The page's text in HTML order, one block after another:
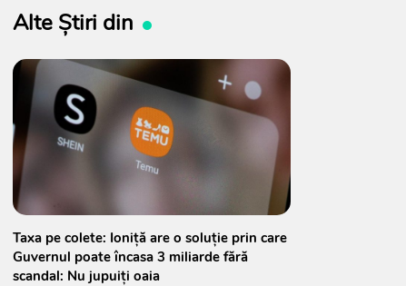
Alte Știri din
Taxa pe colete: Ioniță are o soluție prin care
Guvernul poate încasa 3 miliarde fără
scandal: Nu jupuiți oaia